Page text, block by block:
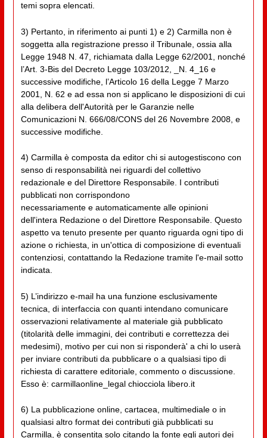
temi sopra elencati.
3) Pertanto, in riferimento ai punti 1) e 2) Carmilla non è
soggetta alla registrazione presso il Tribunale, ossia alla
Legge 1948 N. 47, richiamata dalla Legge 62/2001, nonché
l’Art. 3-Bis del Decreto Legge 103/2012, _N. 4_16 e
successive modifiche, l’Articolo 16 della Legge 7 Marzo
2001, N. 62 e ad essa non si applicano le disposizioni di cui
alla delibera dell'Autorità per le Garanzie nelle
Comunicazioni N. 666/08/CONS del 26 Novembre 2008, e
successive modifiche.
4) Carmilla è composta da editor chi si autogestiscono con
senso di responsabilità nei riguardi del collettivo
redazionale e del Direttore Responsabile. I contributi
pubblicati non corrispondono
necessariamente e automaticamente alle opinioni
dell'intera Redazione o del Direttore Responsabile. Questo
aspetto va tenuto presente per quanto riguarda ogni tipo di
azione o richiesta, in un'ottica di composizione di eventuali
contenziosi, contattando la Redazione tramite l'e-mail sotto
indicata.
5) L’indirizzo e-mail ha una funzione esclusivamente
tecnica, di interfaccia con quanti intendano comunicare
osservazioni relativamente al materiale già pubblicato
(titolarità delle immagini, dei contributi e correttezza dei
medesimi), motivo per cui non si risponderà' a chi lo userà
per inviare contributi da pubblicare o a qualsiasi tipo di
richiesta di carattere editoriale, commento o discussione.
Esso è: carmillaonline_legal chiocciola libero.it
6) La pubblicazione online, cartacea, multimediale o in
qualsiasi altro format dei contributi già pubblicati su
Carmilla, è consentita solo citando la fonte egli autori dei